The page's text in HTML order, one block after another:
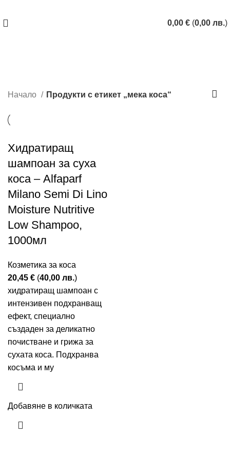
0,00 € (0,00 лв.)
Categories
Начало Продукти с етикет „мека коса“
Хидратиращ
шампоан за суха
коса – Alfaparf
Milano Semi Di Lino
Moisture Nutritive
Low Shampoo,
1000мл
Козметика за коса
20,45 € (40,00 лв.)
хидратиращ шампоан с
интензивен подхранващ
ефект, специално
създаден за деликатно
почистване и грижа за
сухата коса. Подхранва
косъма и му
Добавяне в количката